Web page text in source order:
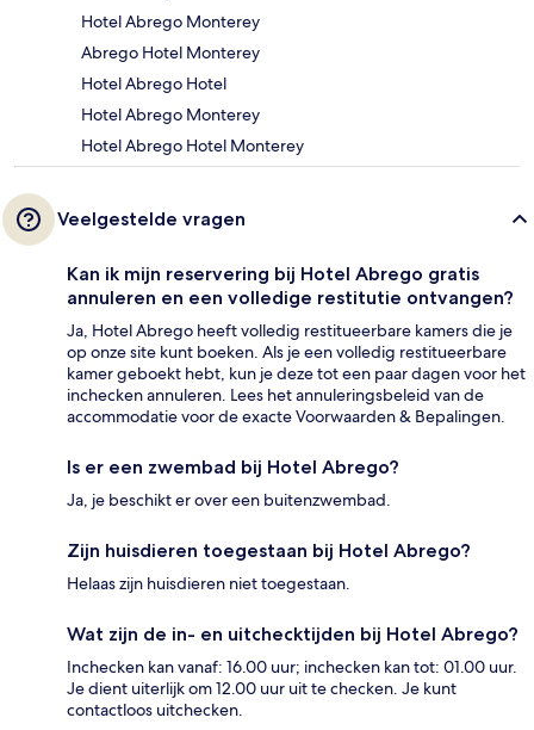
Hotel Abrego Monterey
Abrego Hotel Monterey
Hotel Abrego Hotel
Hotel Abrego Monterey
Hotel Abrego Hotel Monterey
Veelgestelde vragen
Kan ik mijn reservering bij Hotel Abrego gratis
annuleren en een volledige restitutie ontvangen?
Ja, Hotel Abrego heeft volledig restitueerbare kamers die je
op onze site kunt boeken. Als je een volledig restitueerbare
kamer geboekt hebt, kun je deze tot een paar dagen voor het
inchecken annuleren. Lees het annuleringsbeleid van de
accommodatie voor de exacte Voorwaarden & Bepalingen.
Is er een zwembad bij Hotel Abrego?
Ja, je beschikt er over een buitenzwembad.
Zijn huisdieren toegestaan bij Hotel Abrego?
Helaas zijn huisdieren niet toegestaan.
Wat zijn de in- en uitchecktijden bij Hotel Abrego?
Inchecken kan vanaf: 16.00 uur; inchecken kan tot: 01.00 uur.
Je dient uiterlijk om 12.00 uur uit te checken. Je kunt
contactloos uitchecken.